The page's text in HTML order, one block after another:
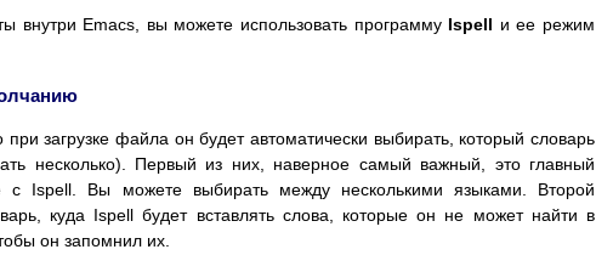
внутри Emacs, вы можете использовать программу Ispell и ее режим
загрузке файла он будет автоматически выбирать, который словарь
несколько). Первый из них, наверное самый важный, это главный
с Ispell. Вы можете выбирать между несколькими языками. Второй
куда Ispell будет вставлять слова, которые он не может найти в
он запомнил их.